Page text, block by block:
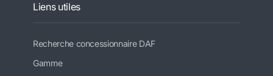
Liens utiles
Recherche concessionnaire DAF
Gamme